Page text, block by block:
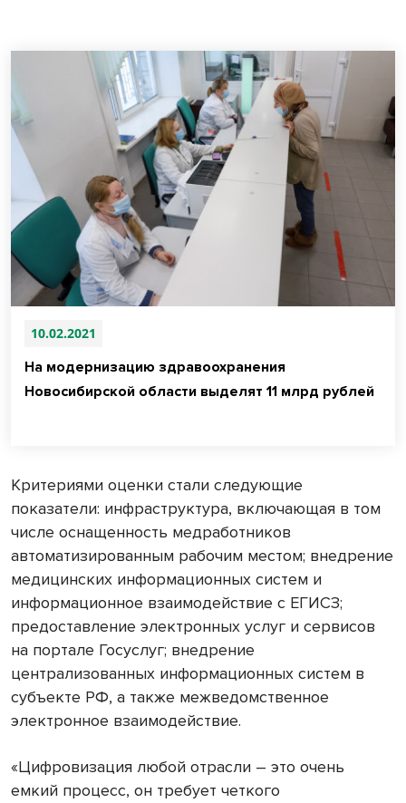
10.02.2021
На модернизацию здравоохранения
Новосибирской области выделят 11 млрд рублей
Критериями оценки стали следующие
показатели: инфраструктура, включающая в том
числе оснащенность медработников
автоматизированным рабочим местом; внедрение
медицинских информационных систем и
информационное взаимодействие с ЕГИСЗ;
предоставление электронных услуг и сервисов
на портале Госуслуг; внедрение
централизованных информационных систем в
субъекте РФ, а также межведомственное
электронное взаимодействие.
«Цифровизация любой отрасли – это очень
емкий процесс, он требует четкого